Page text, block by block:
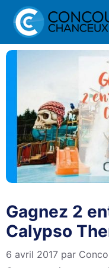
Aller
contenu
Gagnez 2
Calypso
6 avril 2017 par